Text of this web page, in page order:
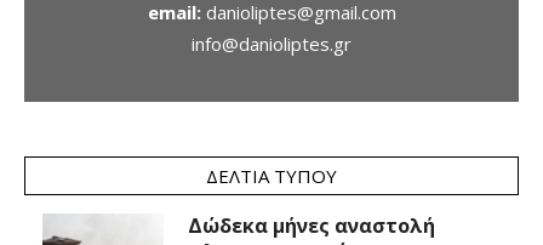
email: danioliptes@gmail.com
info@danioliptes.gr
ΔΕΛΤΊΑ ΤΎΠΟΥ
Δώδεκα μήνες αναστολή